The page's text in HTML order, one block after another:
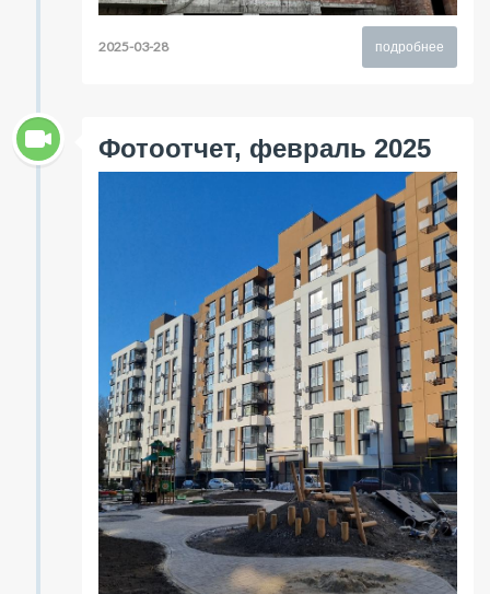
подробнее
2025-03-28
Фотоотчет, февраль 2025